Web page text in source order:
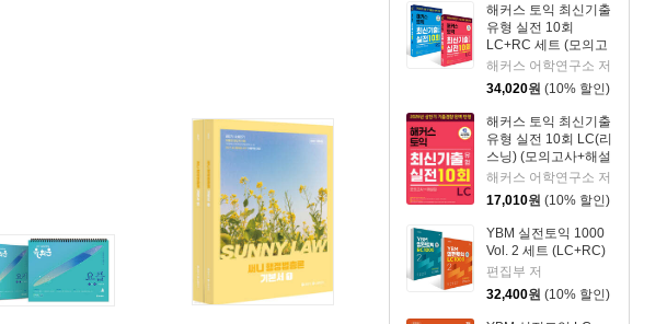
해커스 토익 최신기출
유형 실전 10회
LC+RC 세트 (모의고
사+해설집)
해커스 어학연구소 저
34,020원 (10% 할인)
해커스 토익 최신기출
유형 실전 10회 LC(리
스닝) (모의고사+해설
집)
해커스 어학연구소 저
17,010원 (10% 할인)
YBM 실전토익 1000
Vol. 2 세트 (LC+RC)
편집부 저
32,400원 (10% 할인)